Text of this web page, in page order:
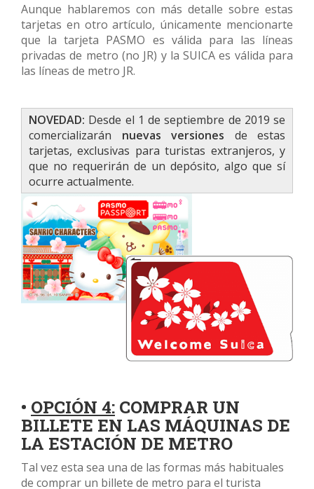
Aunque hablaremos con más detalle sobre estas
tarjetas en otro artículo, únicamente mencionarte
que la tarjeta PASMO es válida para las líneas
privadas de metro (no JR) y la SUICA es válida para
las líneas de metro JR.
NOVEDAD: Desde el 1 de septiembre de 2019 se
comercializarán nuevas versiones de estas
tarjetas, exclusivas para turistas extranjeros, y
que no requerirán de un depósito, algo que sí
ocurre actualmente.
• OPCIÓN 4: COMPRAR UN
BILLETE EN LAS MÁQUINAS DE
LA ESTACIÓN DE METRO
Tal vez esta sea una de las formas más habituales
de comprar un billete de metro para el turista